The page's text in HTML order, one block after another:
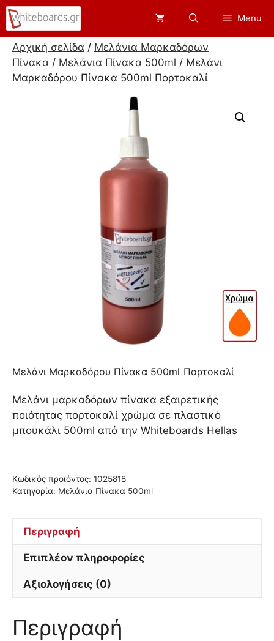
Μετάβαση
σε
περιεχόμενο
Menu
Αρχική σελίδα / Μελάνια Μαρκαδόρων
Πίνακα / Μελάνια Πίνακα 500ml / Μελάνι
Μαρκαδόρου Πίνακα 500ml Πορτοκαλί
Μελάνι Μαρκαδόρου Πίνακα 500ml Πορτοκαλί
Μελάνι μαρκαδόρων πίνακα εξαιρετικής
ποιότητας πορτοκαλί χρώμα σε πλαστικό
μπουκάλι 500ml από την Whiteboards Hellas
Κωδικός προϊόντος: 1025818
Κατηγορία: Μελάνια Πίνακα 500ml
Περιγραφή
Επιπλέον πληροφορίες
Αξιολογήσεις (0)
Περιγραφή